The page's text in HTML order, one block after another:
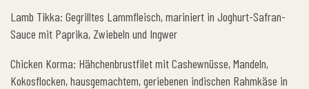
Lamb Tikka: Gegrilltes Lammfleisch, mariniert in Joghurt-Safran-
Sauce mit Paprika, Zwiebeln und Ingwer
Chicken Korma: Hähchenbrustfilet mit Cashewnüsse, Mandeln,
Kokosflocken, hausgemachtem, geriebenen indischen Rahmkäse in